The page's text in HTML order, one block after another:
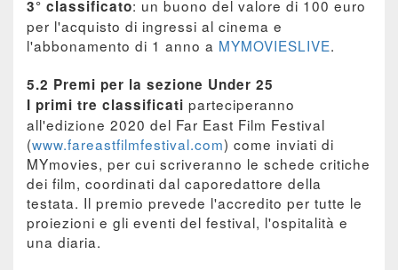
3° classificato: un buono del valore di 100 euro
per l'acquisto di ingressi al cinema e
l'abbonamento di 1 anno a MYMOVIESLIVE.
5.2 Premi per la sezione Under 25
I primi tre classificati parteciperanno
all'edizione 2020 del Far East Film Festival
(www.fareastfilmfestival.com) come inviati di
MYmovies, per cui scriveranno le schede critiche
dei film, coordinati dal caporedattore della
testata. Il premio prevede l'accredito per tutte le
proiezioni e gli eventi del festival, l'ospitalità e
una diaria.